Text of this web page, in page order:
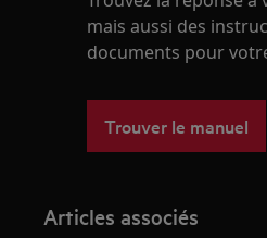
mais aussi des
documents pour
Trouver le manuel
Articles associés